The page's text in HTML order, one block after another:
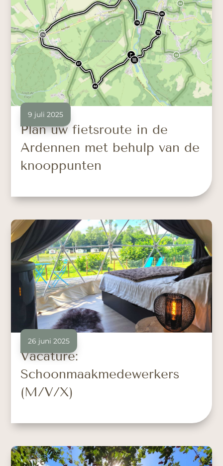
Plan uw fietsroute in de
Ardennen met behulp van de
knooppunten
9 juli 2025
Vacature:
Schoonmaakmedewerkers
(M/V/X)
26 juni 2025